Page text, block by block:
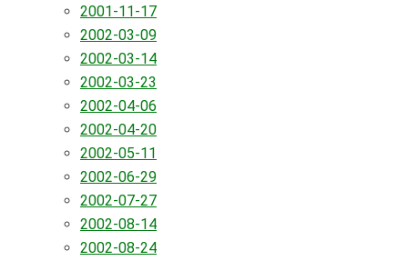
2001-11-17
2002-03-09
2002-03-14
2002-03-23
2002-04-06
2002-04-20
2002-05-11
2002-06-29
2002-07-27
2002-08-14
2002-08-24